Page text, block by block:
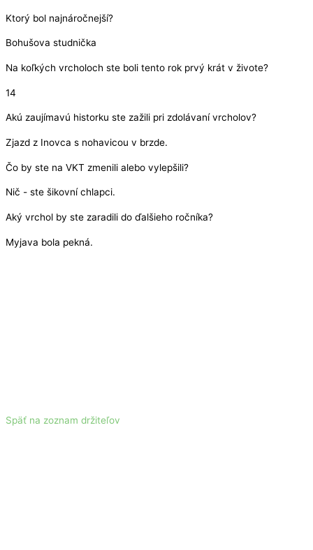
Ktorý bol najnáročnejší?
Bohušova studnička
Na koľkých vrcholoch ste boli tento rok prvý krát v živote?
14
Akú zaujímavú historku ste zažili pri zdolávaní vrcholov?
Zjazd z Inovca s nohavicou v brzde.
Čo by ste na VKT zmenili alebo vylepšili?
Nič - ste šikovní chlapci.
Aký vrchol by ste zaradili do ďalšieho ročníka?
Myjava bola pekná.
Späť na zoznam držiteľov